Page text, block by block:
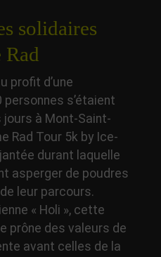
solidaires
profit d’une
s’étaient
jours à Mont-Saint-
Rad Tour 5k by Ice-
durant laquelle
asperger de poudres
leur parcours.
« Holi », cette
prône des valeurs de
avant celles de la